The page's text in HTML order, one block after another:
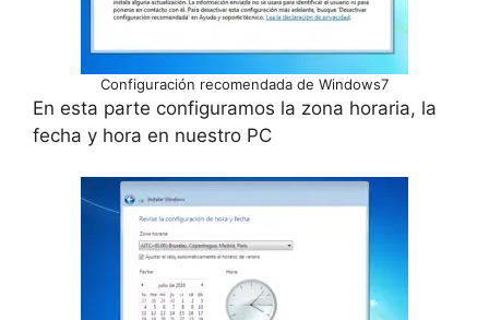
Configuración recomendada de Windows7
En esta parte configuramos la zona horaria, la
fecha y hora en nuestro PC